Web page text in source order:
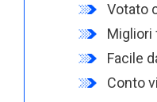
Votato
Migliori
Facile
Conto